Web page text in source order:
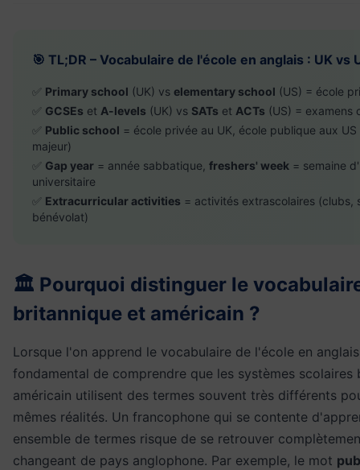
🎯 TL;DR – Vocabulaire de l'école en anglais : UK vs
✅ Primary school (UK) vs elementary school (US) = école
✅ GCSEs et A-levels (UK) vs SATs et ACTs (US) = examens
✅ Public school = école privée au UK, école publique aux
majeur)
✅ Gap year = année sabbatique, freshers' week = semaine
universitaire
✅ Extracurricular activities = activités extrascolaires (clubs,
bénévolat)
🏛️ Pourquoi distinguer le
britannique et américain ?
Lorsque l'on apprend le vocabulaire de l'école en
fondamental de comprendre que les systèmes scolaires
américain utilisent des termes souvent très différents
mêmes réalités. Un francophone qui se contente
ensemble de termes risque de se retrouver
changeant de pays anglophone. Par exemple, le mot